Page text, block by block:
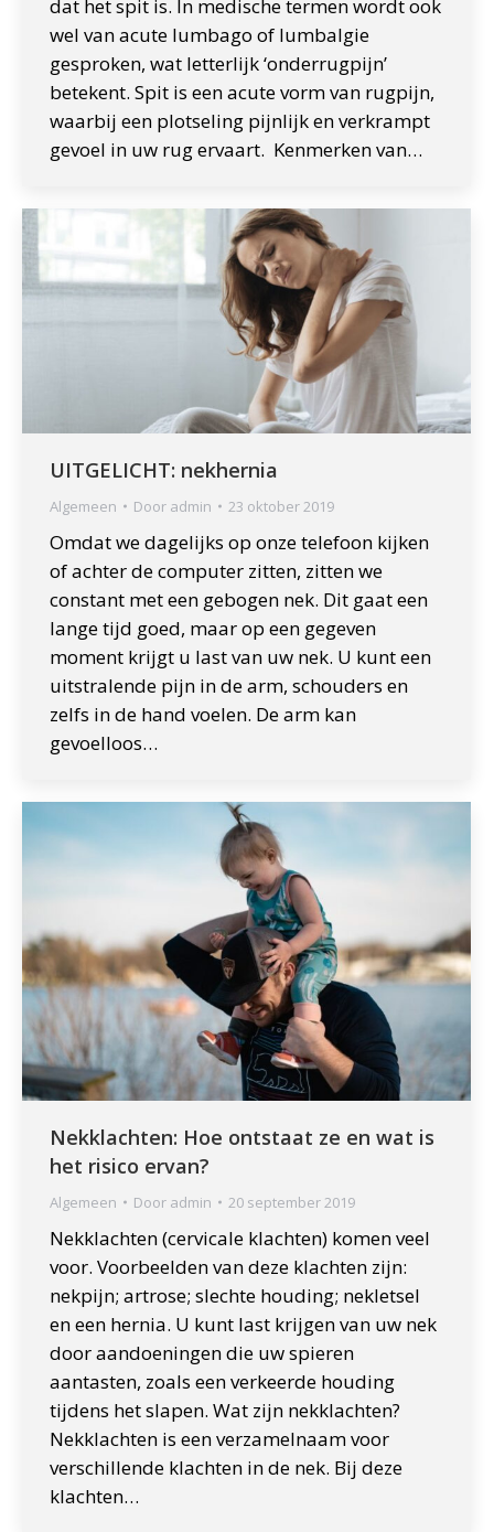
dat het spit is. In medische termen wordt ook
wel van acute lumbago of lumbalgie
gesproken, wat letterlijk ‘onderrugpijn’
betekent. Spit is een acute vorm van rugpijn,
waarbij een plotseling pijnlijk en verkrampt
gevoel in uw rug ervaart. Kenmerken van…
UITGELICHT: nekhernia
Algemeen Door admin 23 oktober 2019
Omdat we dagelijks op onze telefoon kijken
of achter de computer zitten, zitten we
constant met een gebogen nek. Dit gaat een
lange tijd goed, maar op een gegeven
moment krijgt u last van uw nek. U kunt een
uitstralende pijn in de arm, schouders en
zelfs in de hand voelen. De arm kan
gevoelloos…
Nekklachten: Hoe ontstaat ze en wat is
het risico ervan?
Algemeen Door admin 20 september 2019
Nekklachten (cervicale klachten) komen veel
voor. Voorbeelden van deze klachten zijn:
nekpijn; artrose; slechte houding; nekletsel
en een hernia. U kunt last krijgen van uw nek
door aandoeningen die uw spieren
aantasten, zoals een verkeerde houding
tijdens het slapen. Wat zijn nekklachten?
Nekklachten is een verzamelnaam voor
verschillende klachten in de nek. Bij deze
klachten…